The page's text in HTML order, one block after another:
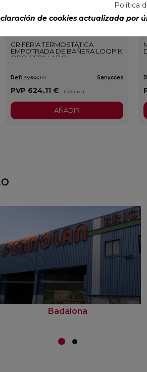
GRIFERÍA TERMOSTÁTICA
EMPOTRADA DE BAÑERA LOOP K
ORO CEPILLADO
Ref: 33966014 Sanycces
PVP 624,11 € (IVA incl.)
AÑADIR
Badalona
Política
de cookies actualizada por